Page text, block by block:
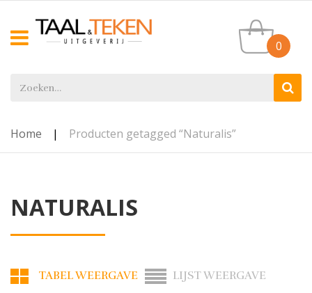
0
Home | Producten getagged “Naturalis”
NATURALIS
TABEL WEERGAVE LIJST WEERGAVE